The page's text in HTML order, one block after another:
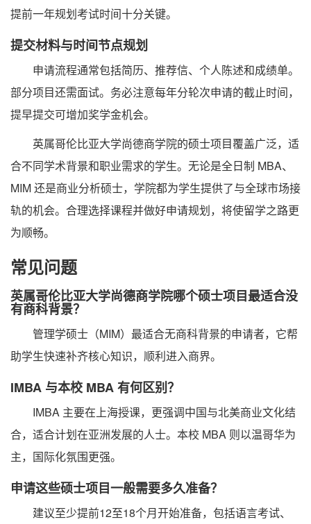
提前一年规划考试时间十分关键。
提交材料与时间节点规划
申请流程通常包括简历、推荐信、个人陈述和成绩单。
部分项目还需面试。务必注意每年分轮次申请的截止时间，
提早提交可增加奖学金机会。
英属哥伦比亚大学尚德商学院的硕士项目覆盖广泛，适
合不同学术背景和职业需求的学生。无论是全日制 MBA、
MIM 还是商业分析硕士，学院都为学生提供了与全球市场接
轨的机会。合理选择课程并做好申请规划，将使留学之路更
为顺畅。
常见问题
英属哥伦比亚大学尚德商学院哪个硕士项目最适合没
有商科背景？
管理学硕士（MIM）最适合无商科背景的申请者，它帮
助学生快速补齐核心知识，顺利进入商界。
IMBA 与本校 MBA 有何区别？
IMBA 主要在上海授课，更强调中国与北美商业文化结
合，适合计划在亚洲发展的人士。本校 MBA 则以温哥华为
主，国际化氛围更强。
申请这些硕士项目一般需要多久准备？
建议至少提前12至18个月开始准备，包括语言考试、